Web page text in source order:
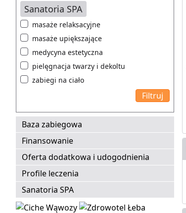
Sanatoria SPA
masaże relaksacyjne
masaże upiększające
medycyna estetyczna
pielęgnacja twarzy i dekoltu
zabiegi na ciało
Baza zabiegowa
Finansowanie
Oferta dodatkowa i udogodnienia
Profile leczenia
Sanatoria SPA